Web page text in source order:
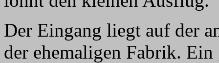
Der Eingang liegt auf der
der ehemaligen Fabrik.